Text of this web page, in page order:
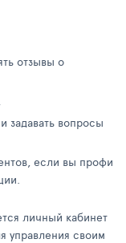
отзывы о
задавать вопросы
если вы профи
личный кабинет
управления своим